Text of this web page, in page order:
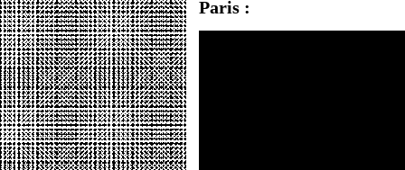
Paris :